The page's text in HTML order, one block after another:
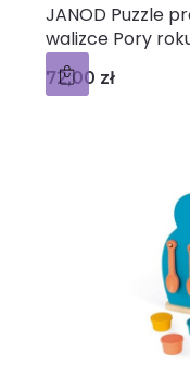
JANOD Puzzle
walizce Pory
12 i 16 elementów
Cena
72,00 zł